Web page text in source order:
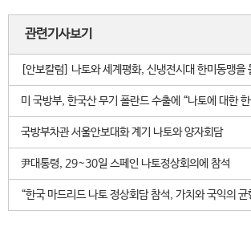
관련기사보기
[안보칼럼] 나토와 세계평화, 신냉전시대 한미동맹을
미 국방부, 한국산 무기 폴란드 수출에 “나토에 대한
국방부차관 서울안보대화 계기 나토와 양자회담
尹대통령, 29~30일 스페인 나토정상회의에 참석
“한국 마드리드 나토 정상회담 참석, 가치와 국익의